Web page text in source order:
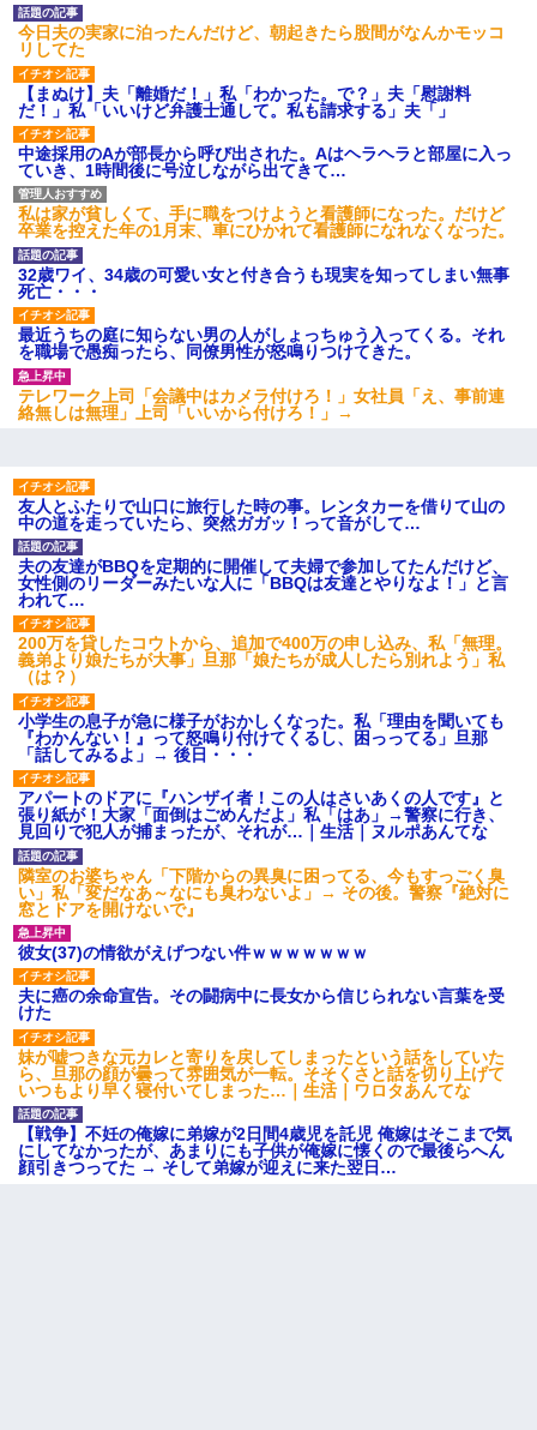
旦那の元カノをSNSで探して写真を保存して顔面評価スレで写真
を晒してた。ほとんどがブスという評価の中で二人ほど意外に好
評価で苦々しく思った
彼にプロポーズされたんだけど、実は資産家だと知って婚約破棄
した。B子「A男くんと別れたって本当？私が付き合ってもい
い？」
婚活パーティーでよく会う美女がいた。こんな完璧な容姿を持っ
てしても結婚て難しいんだなぁ…と思ってた
【衝撃】女友達から行為中に告白されてOKした結果
【驚愕】5000円でＪＫと行為してきたが後悔しかない…
放置子が病院送りになったらしい → 俺（二度と帰ってくるなよ…
嫁を半身不随にしやがった恨みは、正直こんなもんじゃ晴れな
い）
男だけどリベンジポノレノの被害者になって未だに人生が立ち直
せない
【唖然】帰宅したら旦那のスポーツカーが消えていた。警察『目
立つし、すぐ見つかるかもしれません』→ 数時間後・・警察『××
さんご存じですか？』
妻と同居し始めたときから、よく妻が「どこかで音漏れしてな
い？音楽聞こえる」と言っていて…
【戦争】不妊の俺嫁に弟嫁が2日間4歳児を託児 俺嫁はそこまで気
にしてなかったが、あまりにも子供が俺嫁に懐くので最後らへん
顔引きつってた → そして弟嫁が迎えに来た翌日…
父が他界→父のフリン相手『どうか相続を放棄して下さい、昔の
ことは謝ります。ごめんなさい…』私「お子さんはフリン略奪婚
って知ってるの？」相手『 』結果→
この母親は娘の黒歴史を掘り出さないと死ぬんか？ 死ぬんか？
父親がくも膜下出血で突然ﾀﾋ。→母の貯金が0なことが判明。→母
「私を家に置いてほしい、どうか見捨てないで(土下座」俺・嫁
「…」
今日夫の実家に泊ったんだけど、朝起きたら股間がなんかモッコ
リしてた
【まぬけ】夫「離婚だ！」私「わかった。で？」夫「慰謝料
だ！」私「いいけど弁護士通して。私も請求する」夫「」
中途採用のAが部長から呼び出された。Aはヘラヘラと部屋に入っ
ていき、1時間後に号泣しながら出てきて…
私は家が貧しくて、手に職をつけようと看護師になった。だけど
卒業を控えた年の1月末、車にひかれて看護師になれなくなった。
32歳ワイ、34歳の可愛い女と付き合うも現実を知ってしまい無事
死亡・・・
最近うちの庭に知らない男の人がしょっちゅう入ってくる。それ
を職場で愚痴ったら、同僚男性が怒鳴りつけてきた。
テレワーク上司「会議中はカメラ付けろ！」女社員「え、事前連
絡無しは無理」上司「いいから付けろ！」→
友人とふたりで山口に旅行した時の事。レンタカーを借りて山の
中の道を走っていたら、突然ガガッ！って音がして…
夫の友達がBBQを定期的に開催して夫婦で参加してたんだけど、
女性側のリーダーみたいな人に「BBQは友達とやりなよ！」と言
われて…
200万を貸したコウトから、追加で400万の申し込み、私「無理。
義弟より娘たちが大事」旦那「娘たちが成人したら別れよう」私
（は？）
小学生の息子が急に様子がおかしくなった。私「理由を聞いても
『わかんない！』って怒鳴り付けてくるし、困っってる」旦那
「話してみるよ」→ 後日・・・
アパートのドアに『ハンザイ者！この人はさいあくの人です』と
張り紙が！大家「面倒はごめんだよ」私「はあ」→警察に行き、
見回りで犯人が捕まったが、それが…｜生活｜ヌルポあんてな
隣室のお婆ちゃん「下階からの異臭に困ってる、今もすっごく臭
い」私「変だなあ～なにも臭わないよ」→ その後。警察『絶対に
窓とドアを開けないで』
彼女(37)の情欲がえげつない件ｗｗｗｗｗｗｗ
夫に癌の余命宣告。その闘病中に長女から信じられない言葉を受
けた
妹が嘘つきな元カレと寄りを戻してしまったという話をしていた
ら、旦那の顔が曇って雰囲気が一転。そそくさと話を切り上げて
いつもより早く寝付いてしまった…｜生活｜ワロタあんてな
【戦争】不妊の俺嫁に弟嫁が2日間4歳児を託児 俺嫁はそこまで気
にしてなかったが、あまりにも子供が俺嫁に懐くので最後らへん
顔引きつってた → そして弟嫁が迎えに来た翌日…